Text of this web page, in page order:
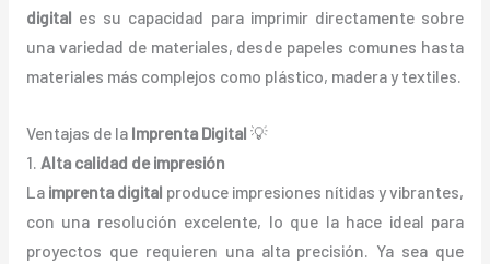
digital es su capacidad para imprimir directamente sobre
una variedad de materiales, desde papeles comunes hasta
materiales más complejos como plástico, madera y textiles.
Ventajas de la Imprenta Digital 💡
1. Alta calidad de impresión
La imprenta digital produce impresiones nítidas y vibrantes,
con una resolución excelente, lo que la hace ideal para
proyectos que requieren una alta precisión. Ya sea que